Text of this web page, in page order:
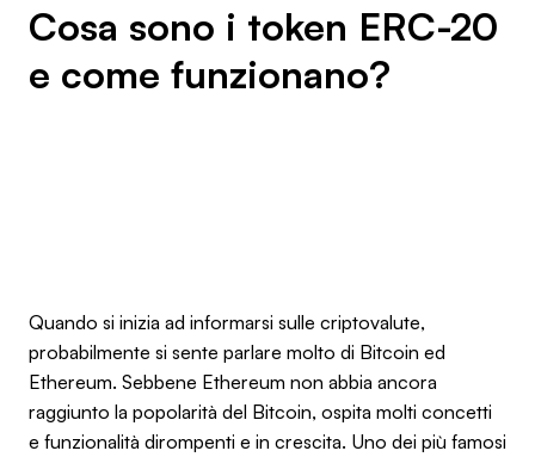
Cosa sono i token ERC-20
e come funzionano?
Quando si inizia ad informarsi sulle criptovalute,
probabilmente si sente parlare molto di Bitcoin ed
Ethereum. Sebbene Ethereum non abbia ancora
raggiunto la popolarità del Bitcoin, ospita molti concetti
e funzionalità dirompenti e in crescita. Uno dei più famosi